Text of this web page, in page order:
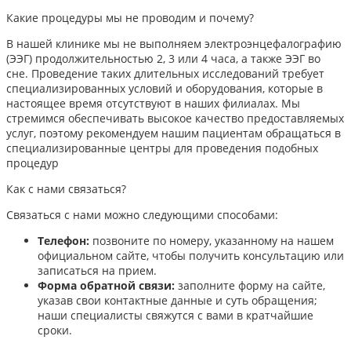
Какие процедуры мы не проводим и почему?
В нашей клинике мы не выполняем электроэнцефалографию
(ЭЭГ) продолжительностью 2, 3 или 4 часа, а также ЭЭГ во
сне. Проведение таких длительных исследований требует
специализированных условий и оборудования, которые в
настоящее время отсутствуют в наших филиалах. Мы
стремимся обеспечивать высокое качество предоставляемых
услуг, поэтому рекомендуем нашим пациентам обращаться в
специализированные центры для проведения подобных
процедур
Как с нами связаться?
Связаться с нами можно следующими способами:​
Телефон: позвоните по номеру, указанному на нашем
официальном сайте, чтобы получить консультацию или
записаться на прием.​
Форма обратной связи: заполните форму на сайте,
указав свои контактные данные и суть обращения;
наши специалисты свяжутся с вами в кратчайшие
сроки.​